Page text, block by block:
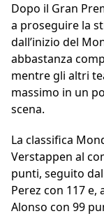
Dopo il Gran
a proseguire la
dall’inizio del
abbastanza
mentre gli altri
massimo in un
scena.
La classifica
Verstappen al
punti, seguito
Perez con 117 e,
Alonso con 99